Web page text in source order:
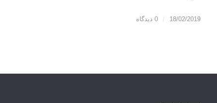
18/02/2019
/ 0 دیدگاه